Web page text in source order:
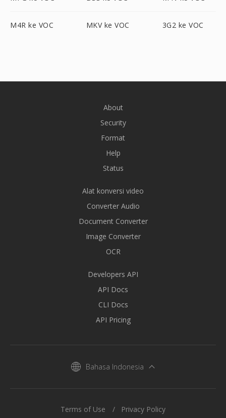
M4R ke VOC MKV ke VOC 3G2 ke VOC
About
Security
Format
Help
Status
Alat konversi video
Converter Audio
Document Converter
Image Converter
OCR
Developers API
API Docs
CLI Docs
API Pricing
Bahasa Indonesia
Terms of Use Privacy Policy